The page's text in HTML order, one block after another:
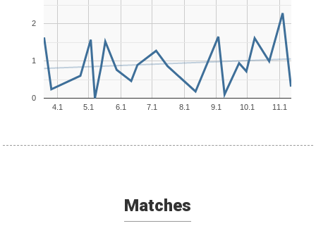
4.1 5.1 6.1 7.1 8.1 9.1 10.1 11.1
0
1
2
Matches